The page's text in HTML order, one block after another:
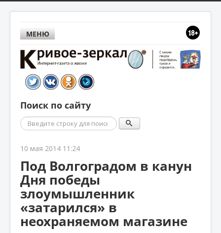
МЕНЮ
Поиск по сайту
Поиск
10 мая 2014 11:24
Под Волгоградом в канун
Дня победы
злоумышленник
«затарился» в
неохраняемом магазине